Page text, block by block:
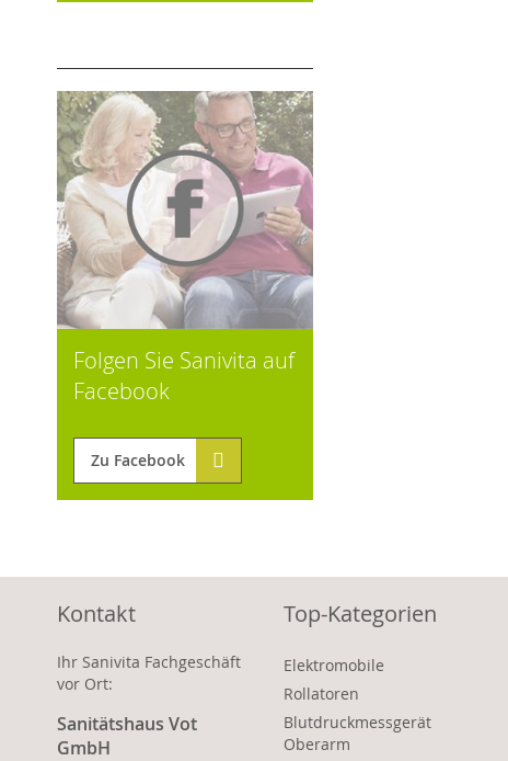
Folgen Sie Sanivita auf
Facebook
Zu Facebook
Kontakt
Ihr Sanivita Fachgeschäft
vor Ort:
Sanitätshaus Vot
GmbH
Top-Kategorien
Elektromobile
Rollatoren
Blutdruckmessgerät
Oberarm